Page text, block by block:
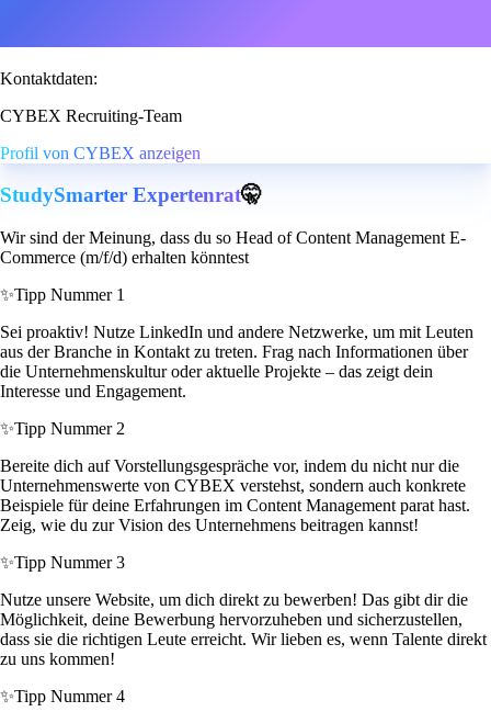
Kontaktdaten:
CYBEX Recruiting-Team
Profil von CYBEX anzeigen
StudySmarter Expertenrat🤫
Wir sind der Meinung, dass du so Head of Content Management E-
Commerce (m/f/d) erhalten könntest
✨Tipp Nummer 1
Sei proaktiv! Nutze LinkedIn und andere Netzwerke, um mit Leuten
aus der Branche in Kontakt zu treten. Frag nach Informationen über
die Unternehmenskultur oder aktuelle Projekte – das zeigt dein
Interesse und Engagement.
✨Tipp Nummer 2
Bereite dich auf Vorstellungsgespräche vor, indem du nicht nur die
Unternehmenswerte von CYBEX verstehst, sondern auch konkrete
Beispiele für deine Erfahrungen im Content Management parat hast.
Zeig, wie du zur Vision des Unternehmens beitragen kannst!
✨Tipp Nummer 3
Nutze unsere Website, um dich direkt zu bewerben! Das gibt dir die
Möglichkeit, deine Bewerbung hervorzuheben und sicherzustellen,
dass sie die richtigen Leute erreicht. Wir lieben es, wenn Talente direkt
zu uns kommen!
✨Tipp Nummer 4